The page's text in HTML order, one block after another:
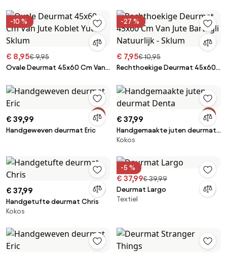
garage, gestreept, grijs
entreemat voor gang, balkon,
garage, strepen, grijs
-10 %
€ 8,95€ 9,95
Ovale Deurmat 45x60 Cm Van
-27 %
€ 7,95€ 10,95
Rechthoekige Deurmat 45x60
Sklum
€ 39,99
Handgeweven deurmat Eric
€ 37,99
Handgemaakte juten deurmat
Denta
Kokos
€ 37,99
Handgetufte deurmat Chris
Kokos
-5 %
€ 37,99€ 39,99
Deurmat Largo
Textiel